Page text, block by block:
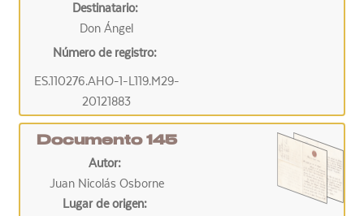
Destinatario:
Don Ángel
Número de registro:
ES.110276.AHO-1-L119.M29-
20121883
Documento 145
Autor:
Juan Nicolás Osborne
Lugar de origen: